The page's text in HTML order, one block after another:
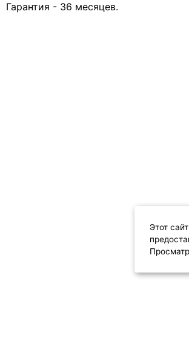
Гарантия - 36 месяцев.
Этот